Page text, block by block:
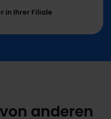
in Ihrer Filiale
anderen